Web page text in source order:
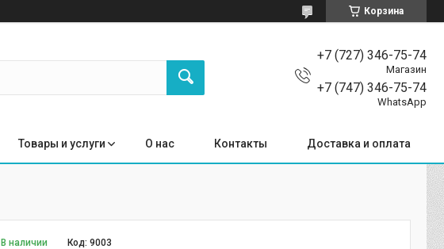
Корзина
+7 (727) 346-75-74
Магазин
+7 (747) 346-75-74
WhatsApp
Товары и услуги О нас Контакты Доставка и оплата
В наличии Код:9003